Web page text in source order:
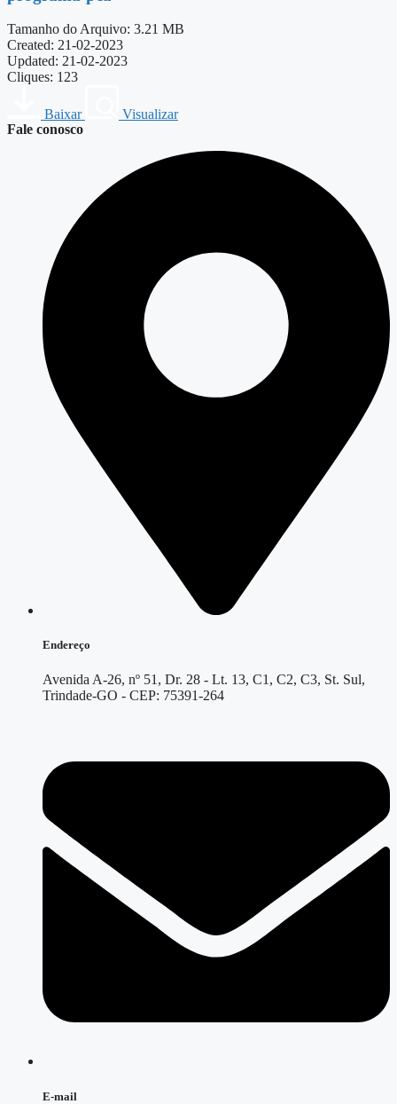
Tamanho do Arquivo: 3.21 MB
Created: 21-02-2023
Updated: 21-02-2023
Cliques: 123
Baixar
Visualizar
Fale conosco
Endereço
Avenida A-26, nº 51, Dr. 28 - Lt. 13, C1, C2, C3, St. Sul,
Trindade-GO - CEP: 75391-264
E-mail